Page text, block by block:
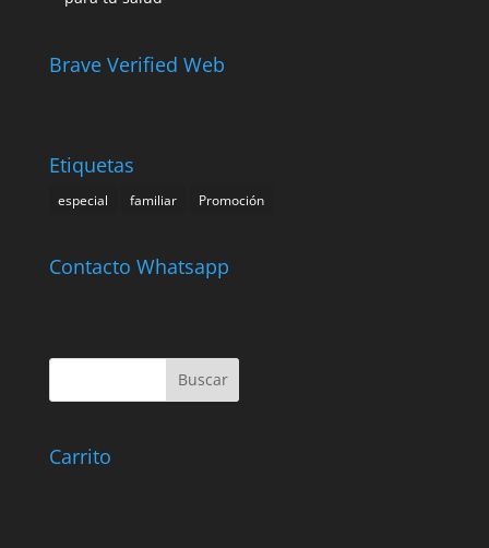
Brave Verified Web
Etiquetas
especial familiar Promoción
Contacto Whatsapp
Carrito